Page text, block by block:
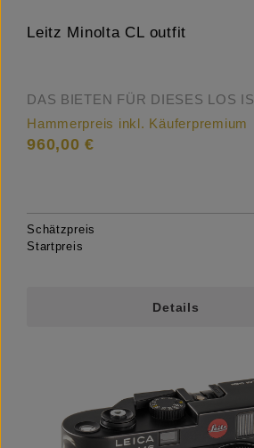
Leitz Minolta CL outfit
DAS BIETEN FÜR DIESES LOS
Hammerpreis inkl. Käuferpremium
960,00 €
Schätzpreis
Startpreis
Details